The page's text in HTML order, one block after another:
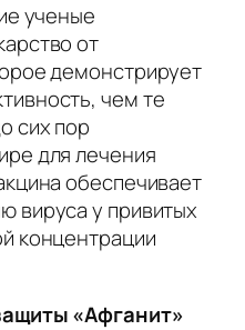
ученые
от
демонстрирует
чем те
сих пор
для лечения
обеспечивает
вируса у привитых
концентрации
«Афганит»